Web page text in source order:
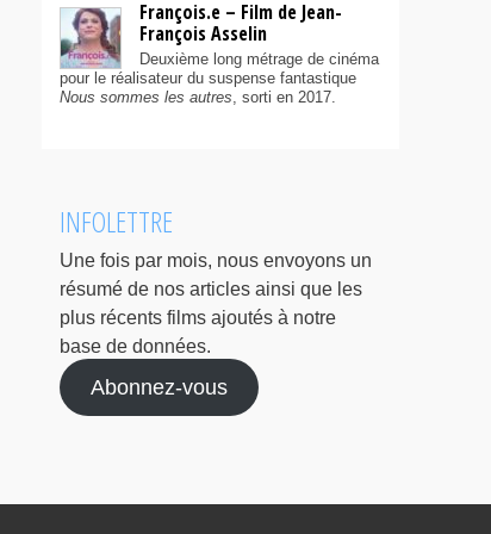
François.e – Film de Jean-
François Asselin
Deuxième long métrage de cinéma
pour le réalisateur du suspense fantastique
Nous sommes les autres, sorti en 2017.
INFOLETTRE
Une fois par mois, nous envoyons un
résumé de nos articles ainsi que les
plus récents films ajoutés à notre
base de données.
Abonnez-vous